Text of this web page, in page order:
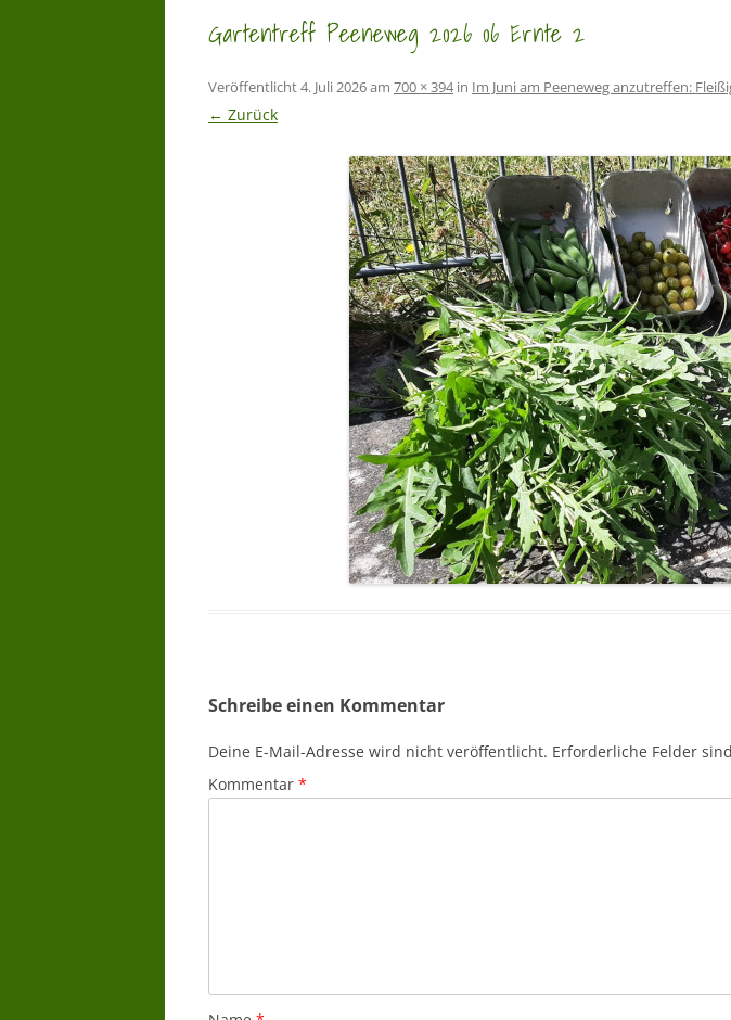
Gartentreff Peeneweg 2026 06 Ernte 2
Veröffentlicht4. Juli 2026am 700 × 394in Im Juni am Peeneweg anzutreffen:
← Zurück
Schreibe einen Kommentar
Deine E-Mail-Adresse wird nicht veröffentlicht. Erforderliche Felder
Kommentar *